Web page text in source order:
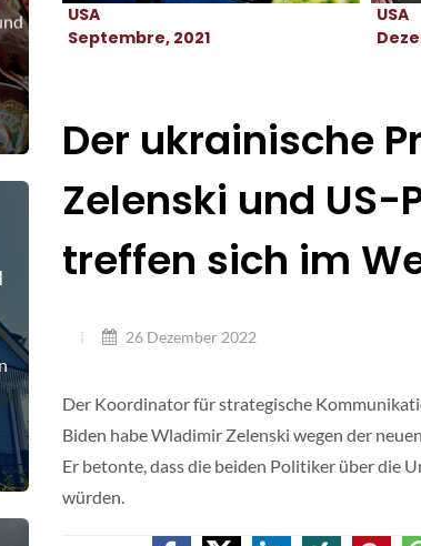
USA
Septembre, 2021
USA
Der ukrainische
Zelenski und
treffen sich im
26 Dezember 2022
Der Koordinator für strategische
Biden habe Wladimir Zelenski wegen der
Er betonte, dass die beiden Politiker über die
würden.